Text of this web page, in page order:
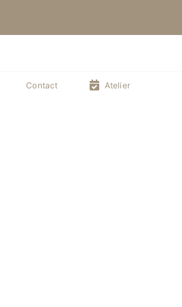
Contact Atelier